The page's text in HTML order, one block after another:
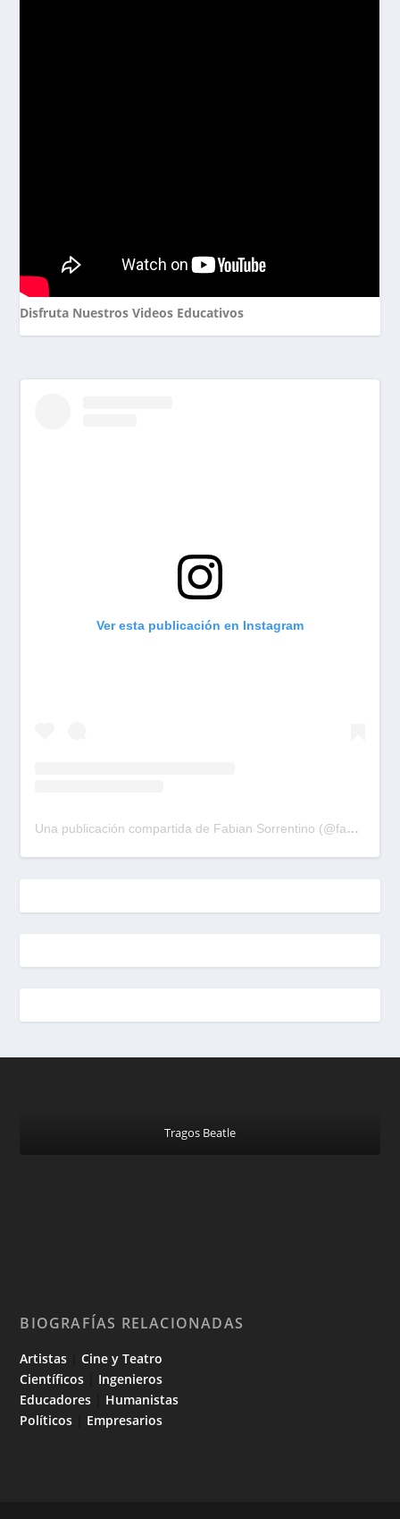
Disfruta Nuestros Videos Educativos
Ver esta publicación en Instagram
Una publicación compartida de Fabian Sorrentino (@fabiansonria)
Tragos Beatle
BIOGRAFÍAS RELACIONADAS
Artistas |Cine y Teatro
Científicos
Ingenieros
Educadores
Humanistas
Políticos
Empresarios